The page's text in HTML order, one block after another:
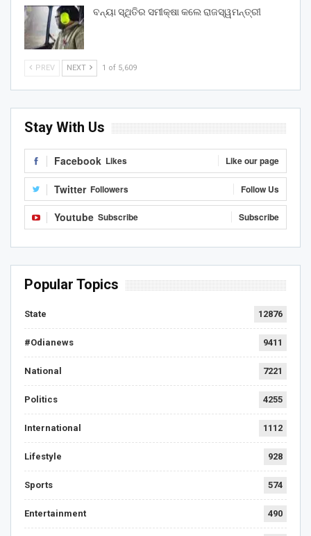
ବନ୍ୟା ସ୍ଥିତିର ସମୀକ୍ଷା କଲେ ରାଜସ୍ୱମନ୍ତ୍ରୀ
PREV NEXT 1 of 5,609
Stay With Us
Facebook Likes Like our page
Twitter Followers Follow Us
Youtube Subscribe Subscribe
Popular Topics
State 12876
#Odianews 9411
National 7221
Politics 4255
International 1112
Lifestyle 928
Sports 574
Entertainment 490